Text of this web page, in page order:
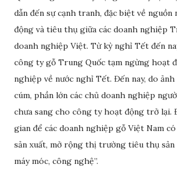
dẫn đến sự cạnh tranh, đặc biệt về nguồn
động và tiêu thụ giữa các doanh nghiệp
doanh nghiệp Việt. Từ kỳ nghỉ Tết đến
công ty gỗ Trung Quốc tạm ngừng hoạt
nghiệp về nước nghỉ Tết. Đến nay, do
cúm, phần lớn các chủ doanh nghiệp
chưa sang cho công ty hoạt động trở lại.
gian để các doanh nghiệp gỗ Việt Nam
sản xuất, mở rộng thị trường tiêu thụ sản
máy móc, công nghệ”.